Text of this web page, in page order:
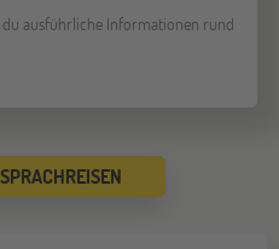
ausführliche Informationen rund